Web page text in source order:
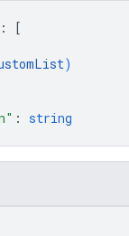
:
[
)
: string